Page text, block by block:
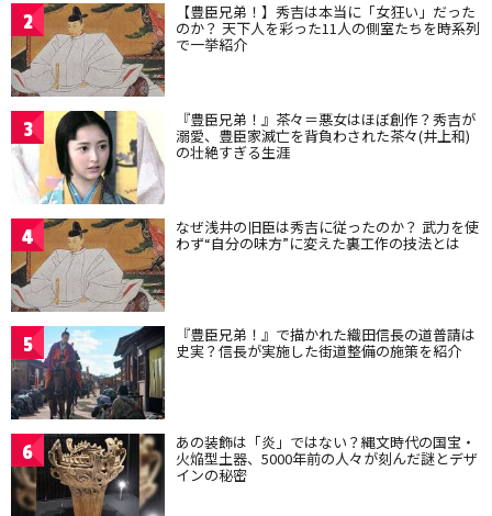
2 【豊臣兄弟！】秀吉は本当に「女狂い」だった
のか？ 天下人を彩った11人の側室たちを時系列
で一挙紹介
3 『豊臣兄弟！』茶々＝悪女はほぼ創作？秀吉が
溺愛、豊臣家滅亡を背負わされた茶々(井上和)
の壮絶すぎる生涯
4 なぜ浅井の旧臣は秀吉に従ったのか？ 武力を使
わず“自分の味方”に変えた裏工作の技法とは
5 『豊臣兄弟！』で描かれた織田信長の道普請は
史実？信長が実施した街道整備の施策を紹介
6 あの装飾は「炎」ではない？縄文時代の国宝・
火焔型土器、5000年前の人々が刻んだ謎とデザ
インの秘密